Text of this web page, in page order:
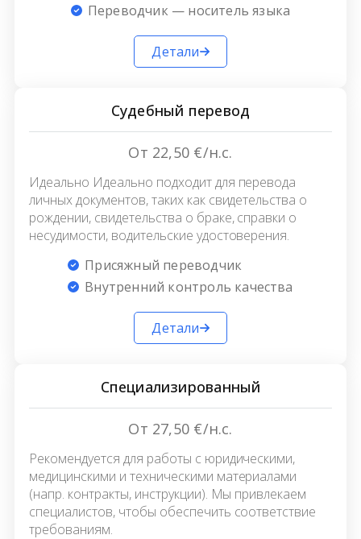
Переводчик — носитель языка
Детали
Судебный перевод
От 22,50 €/н.с.
Идеально Идеально подходит для перевода
личных документов, таких как свидетельства о
рождении, свидетельства о браке, справки о
несудимости, водительские удостоверения.
Присяжный переводчик
Внутренний контроль качества
Детали
Специализированный
От 27,50 €/н.с.
Рекомендуется для работы с юридическими,
медицинскими и техническими материалами
(напр. контракты, инструкции). Мы привлекаем
специалистов, чтобы обеспечить соответствие
требованиям.